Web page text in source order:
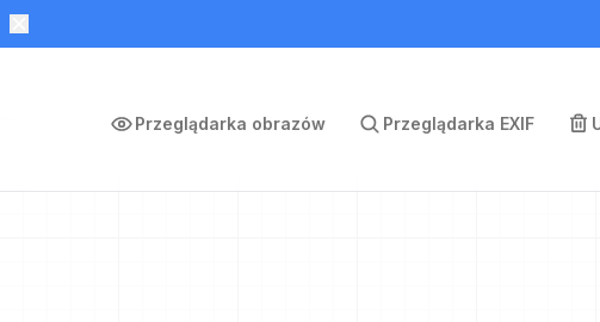
Przeglądarka obrazów Przeglądarka EXIF